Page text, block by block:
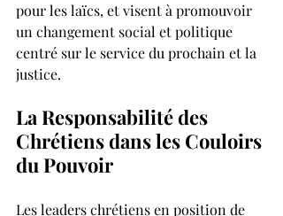
pour les laïcs, et visent à promouvoir
un changement social et politique
centré sur le service du prochain et la
justice.
La Responsabilité des
Chrétiens dans les Couloirs
du Pouvoir
Les leaders chrétiens en position de